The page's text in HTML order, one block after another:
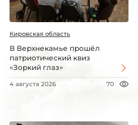
Кировская область
В Верхнекамье прошёл
патриотический квиз
«Зоркий глаз»
4 августа 2026 70